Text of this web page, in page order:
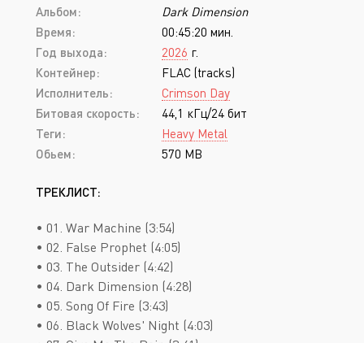
Альбом:
Dark Dimension
Время:
00:45:20 мин.
Год выхода:
2026 г.
Контейнер:
FLAC (tracks)
Исполнитель:
Crimson Day
Битовая скорость:
44,1 кГц/24 бит
Теги:
Heavy Metal
Обьем:
570 MB
ТРЕКЛИСТ:
• 01. War Machine (3:54)
• 02. False Prophet (4:05)
• 03. The Outsider (4:42)
• 04. Dark Dimension (4:28)
• 05. Song Of Fire (3:43)
• 06. Black Wolves' Night (4:03)